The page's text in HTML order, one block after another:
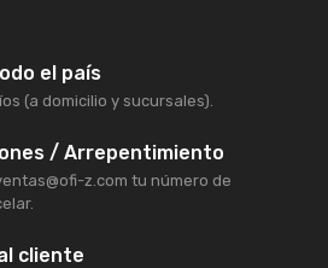
el país
(a domicilio y sucursales).
/ Arrepentimiento
z.com tu número de
cliente